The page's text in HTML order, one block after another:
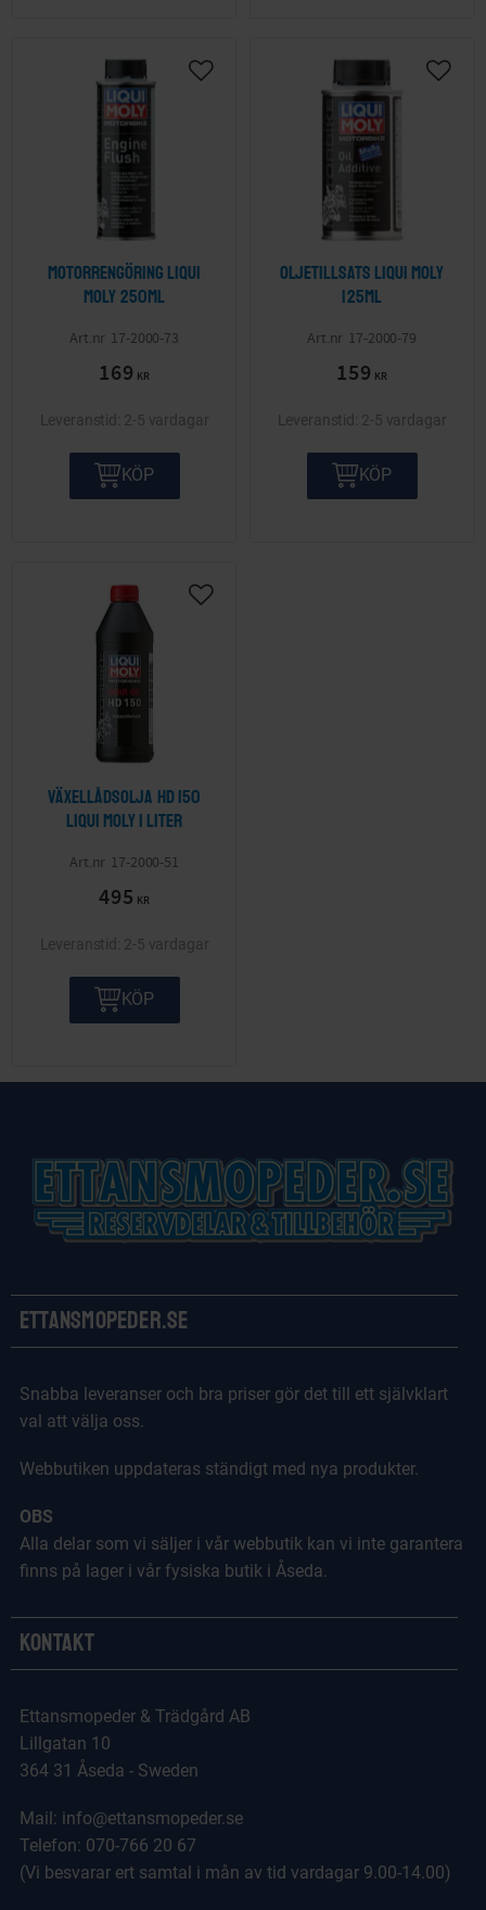
Motorrengöring LIQUI
MOLY 250ml
17-2000-73
169 KR
Lägg till i önskelista
2-5 vardagar
KÖP
Oljetillsats LIQUI MOLY
125ml
17-2000-79
159 KR
Lägg
2-5 vardagar
KÖP
Växellådsolja Hd 150
LIQUI MOLY 1 liter
17-2000-51
495 KR
Lägg till i önskelista
2-5 vardagar
KÖP
Ettansmopeder.se
Snabba leveranser och bra priser gör det till ett självklart
val att välja oss.
Webbutiken uppdateras ständigt med nya produkter.
OBS
Alla delar som vi säljer i vår webbutik kan vi inte garantera
finns på lager i vår fysiska butik i Åseda.
Kontakt
Ettansmopeder & Trädgård AB
Lillgatan 10
364 31 Åseda - Sweden
Mail: info@ettansmopeder.se
Telefon: 070-766 20 67
(Vi besvarar ert samtal i mån av tid vardagar 9.00-14.00)